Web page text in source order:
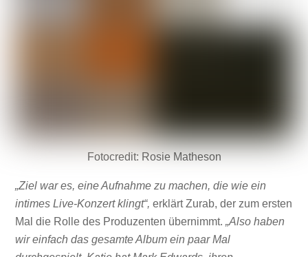
Fotocredit: Rosie Matheson
„Ziel war es, eine Aufnahme zu machen, die wie ein
intimes Live-Konzert klingt“, erklärt Zurab, der zum ersten
Mal die Rolle des Produzenten übernimmt.„Also haben
wir einfach das gesamte Album ein paar Mal